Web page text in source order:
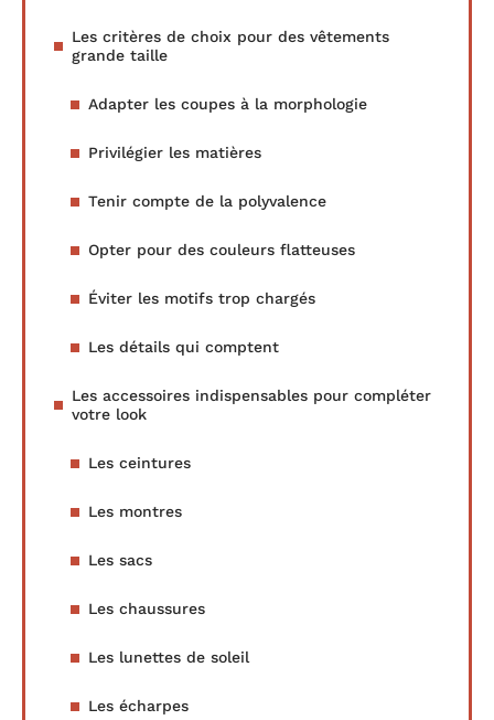
Les critères de choix pour des vêtements
grande taille
Adapter les coupes à la morphologie
Privilégier les matières
Tenir compte de la polyvalence
Opter pour des couleurs flatteuses
Éviter les motifs trop chargés
Les détails qui comptent
Les accessoires indispensables pour compléter
votre look
Les ceintures
Les montres
Les sacs
Les chaussures
Les lunettes de soleil
Les écharpes